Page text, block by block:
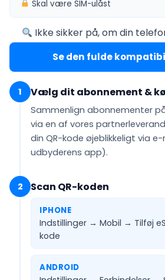
Skal væreSIM-ulåst
Ikke sikker på, om din
Se den fulde
1 Vælg dit abonnement &
Sammenlign abonnementer
via en af vores
din QR-kode øjeblikkeligt via e-
udbyderens app).
2 Scan QR-koden
IPHONE
Indstillinger → Mobil → Tilføj
kode
ANDROID